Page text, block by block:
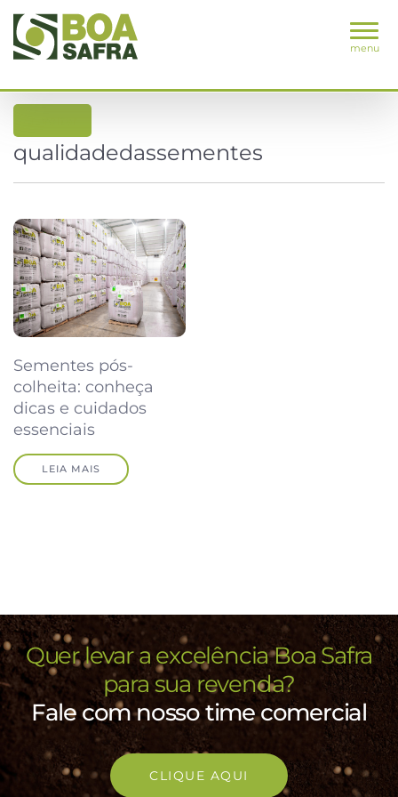
menu
qualidadedassementes
Sementes pós-
colheita: conheça
dicas e cuidados
essenciais
LEIA MAIS
Quer levar a excelência Boa Safra
para sua revenda?
Fale com nosso time comercial
CLIQUE AQUI